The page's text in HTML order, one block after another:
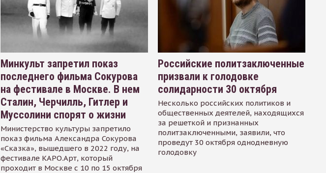
Минкульт запретил показ
последнего фильма Сокурова
на фестивале в Москве. В нем
Сталин, Черчилль, Гитлер и
Муссолини спорят о жизни
Министерство культуры запретило
показ фильма Александра Сокурова
«Сказка», вышедшего в 2022 году, на
фестивале КАРО.Арт, который
проходит в Москве с 10 по 15 октября
Российские политзаключенные
призвали к голодовке
солидарности 30 октября
Несколько российских политиков и
общественных деятелей, находящихся
за решеткой и признанных
политзаключенными, заявили, что
проведут 30 октября однодневную
голодовку